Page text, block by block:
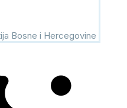
Bosne i Hercegovine